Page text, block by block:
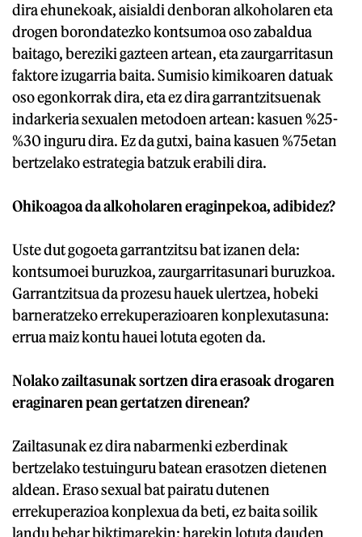
dira ehunekoak, aisialdi denboran alkoholaren eta
drogen borondatezko kontsumoa oso zabaldua
baitago, bereziki gazteen artean, eta zaurgarritasun
faktore izugarria baita. Sumisio kimikoaren datuak
oso egonkorrak dira, eta ez dira garrantzitsuenak
indarkeria sexualen metodoen artean: kasuen %25-
%30 inguru dira. Ez da gutxi, baina kasuen %75etan
bertzelako estrategia batzuk erabili dira.
Ohikoagoa da alkoholaren eraginpekoa, adibidez?
Uste dut gogoeta garrantzitsu bat izanen dela:
kontsumoei buruzkoa, zaurgarritasunari buruzkoa.
Garrantzitsua da prozesu hauek ulertzea, hobeki
barneratzeko errekuperazioaren konplexutasuna:
errua maiz kontu hauei lotuta egoten da.
Nolako zailtasunak sortzen dira erasoak drogaren
eraginaren pean gertatzen direnean?
Zailtasunak ez dira nabarmenki ezberdinak
bertzelako testuinguru batean erasotzen dietenen
aldean. Eraso sexual bat pairatu dutenen
errekuperazioa konplexua da beti, ez baita soilik
landu behar biktimarekin: harekin lotuta dauden